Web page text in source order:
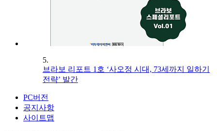
5.
브라보 리포트 1호 ‘사오정 시대, 73세까지 일하기
전략’ 발간
PC버전
공지사항
사이트맵